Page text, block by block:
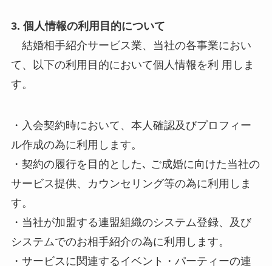
3. 個人情報の利用目的について
結婚相手紹介サービス業、当社の各事業におい
て、以下の利用目的において個人情報を利 用しま
す。
・入会契約時において、本人確認及びプロフィー
ル作成の為に利用します。
・契約の履行を目的とした､ ご成婚に向けた当社の
サービス提供、カウンセリング等の為に利用しま
す。
・当社が加盟する連盟組織のシステム登録、及び
システムでのお相手紹介の為に利用します。
・サービスに関連するイベント・パーティーの連